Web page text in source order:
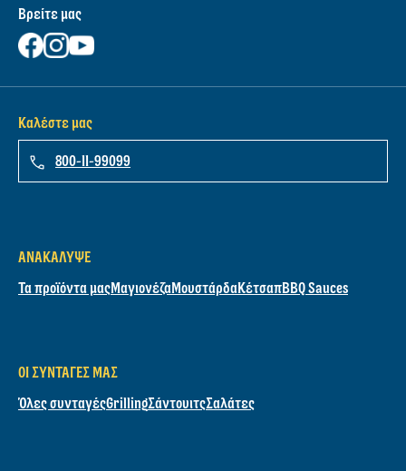
Βρείτε μας
Καλέστε μας
800-11-99099
ΑΝΑΚΆΛΥΨΕ
Τα προϊόντα μαςΜαγιονέζαΜουστάρδαΚέτσαπBBQ Sauces
ΟΙ ΣΥΝΤΑΓΈΣ ΜΑΣ
Όλες συνταγέςGrillingΣάντουιτςΣαλάτες